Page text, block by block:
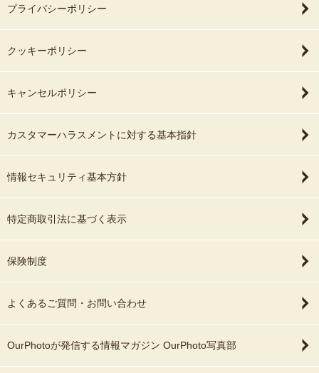
プライバシーポリシー
クッキーポリシー
キャンセルポリシー
カスタマーハラスメントに対する基本指針
情報セキュリティ基本方針
特定商取引法に基づく表示
保険制度
よくあるご質問・お問い合わせ
OurPhotoが発信する情報マガジン OurPhoto写真部